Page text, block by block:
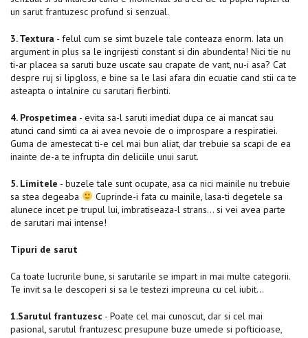
un sarut frantuzesc profund si senzual.
3. Textura - felul cum se simt buzele tale conteaza enorm. Iata un
argument in plus sa le ingrijesti constant si din abundenta! Nici tie nu
ti-ar placea sa saruti buze uscate sau crapate de vant, nu-i asa? Cat
despre ruj si lipgloss, e bine sa le lasi afara din ecuatie cand stii ca te
asteapta o intalnire cu sarutari fierbinti.
4. Prospetimea - evita sa-l saruti imediat dupa ce ai mancat sau
atunci cand simti ca ai avea nevoie de o improspare a respiratiei.
Guma de amestecat ti-e cel mai bun aliat, dar trebuie sa scapi de ea
inainte de-a te infrupta din deliciile unui sarut.
5. Limitele - buzele tale sunt ocupate, asa ca nici mainile nu trebuie
sa stea degeaba
Cuprinde-i fata cu mainile, lasa-ti degetele sa
alunece incet pe trupul lui, imbratiseaza-l strans… si vei avea parte
de sarutari mai intense!
Tipuri de sarut
Ca toate lucrurile bune, si sarutarile se impart in mai multe categorii.
Te invit sa le descoperi si sa le testezi impreuna cu cel iubit…
1.Sarutul frantuzesc - Poate cel mai cunoscut, dar si cel mai
pasional, sarutul frantuzesc presupune buze umede si pofticioase,